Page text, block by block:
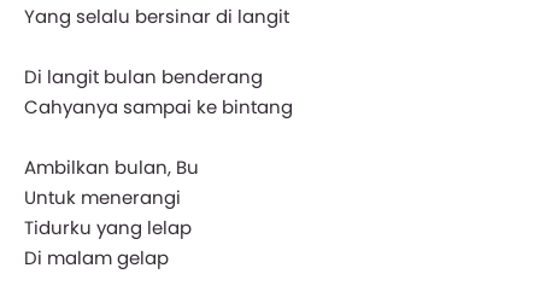
Yang selalu bersinar di langit
Di langit bulan benderang
Cahyanya sampai ke bintang
Ambilkan bulan, Bu
Untuk menerangi
Tidurku yang lelap
Di malam gelap